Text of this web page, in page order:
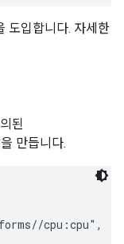
도입합니다. 자세한
된
만듭니다.
cpu:cpu",